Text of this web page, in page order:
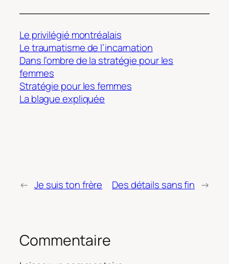
Le privilégié montréalais
Le traumatisme de l’incarnation
Dans l’ombre de la stratégie pour les
femmes
Stratégie pour les femmes
La blague expliquée
← Je suis ton frère Des détails sans fin →
Commentaire